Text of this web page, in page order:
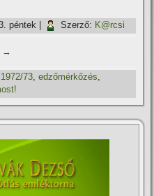
péntek Szerző: K@rcsi
→
1972/73,edzőmérkőzés,